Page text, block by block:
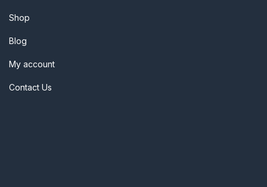
Shop
Blog
My account
Contact Us